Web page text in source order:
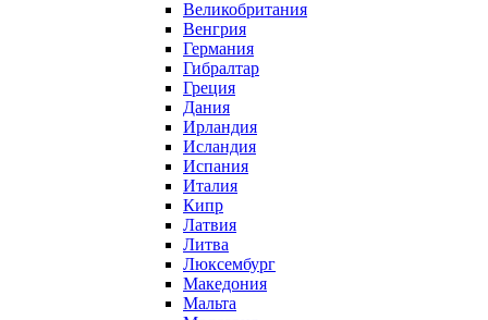
Великобритания
Венгрия
Германия
Гибралтар
Греция
Дания
Ирландия
Исландия
Испания
Италия
Кипр
Латвия
Литва
Люксембург
Македония
Мальта